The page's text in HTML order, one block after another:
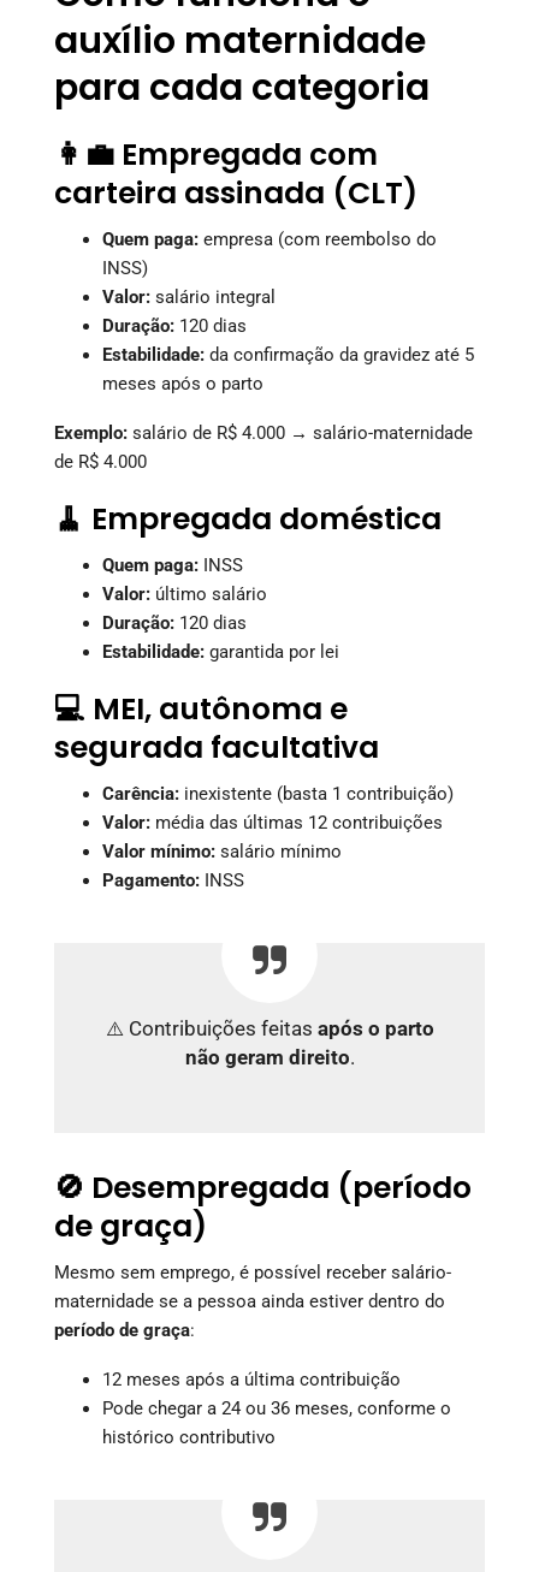
auxílio maternidade
para cada categoria
👩‍💼 Empregada com
carteira assinada (CLT)
Quem paga: empresa (com reembolso do
INSS)
Valor: salário integral
Duração: 120 dias
Estabilidade: da confirmação da gravidez até 5
meses após o parto
Exemplo: salário de R$ 4.000 → salário-maternidade
de R$ 4.000
🧹 Empregada doméstica
Quem paga: INSS
Valor: último salário
Duração: 120 dias
Estabilidade: garantida por lei
💻 MEI, autônoma e
segurada facultativa
Carência: inexistente (basta 1 contribuição)
Valor: média das últimas 12 contribuições
Valor mínimo: salário mínimo
Pagamento: INSS
⚠️ Contribuições feitas após o parto
não geram direito.
🚫 Desempregada (período
de graça)
Mesmo sem emprego, é possível receber salário-
maternidade se a pessoa ainda estiver dentro do
período de graça:
12 meses após a última contribuição
Pode chegar a 24 ou 36 meses, conforme o
histórico contributivo